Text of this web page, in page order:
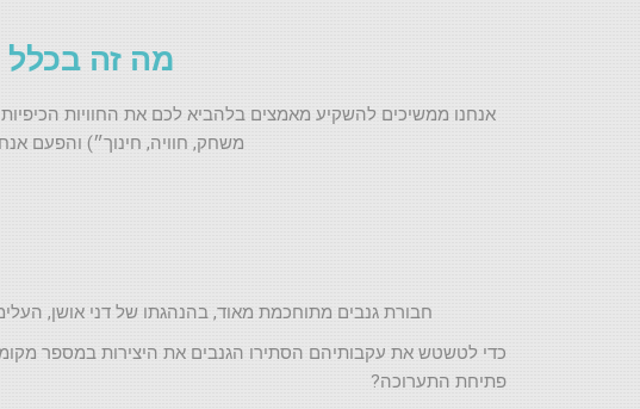
מה זה בכלל
אנחנו ממשיכים להשקיע מאמצים בלהביא לכם את החוויות
משחק, חוויה, חינוך״) והפעם
חבורת גנבים מתוחכמת מאוד, בהנהגתו של דני אושן,
כדי לטשטש את עקבותיהם הסתירו הגנבים את היצירות במספר
פתיחת התערוכה?